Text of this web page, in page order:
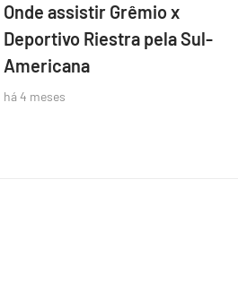
Onde assistir Grêmio x
Deportivo Riestra pela Sul-
Americana
há 4 meses